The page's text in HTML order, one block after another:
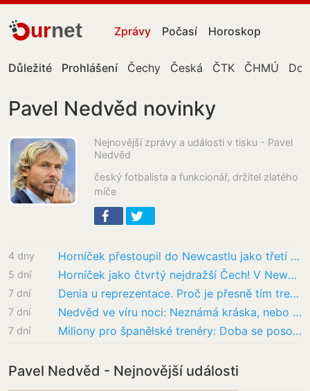
urnet Zprávy Počasí Horoskop
Důležité Prohlášení Čechy Česká ČTK ČHMÚ
Pavel Nedvěd novinky
Nejnovější zprávy a události v tisku - Pavel
Nedvěd
český fotbalista a funkcionář, držitel zlatého
míče
4 dny Horníček přestoupil do Newcastlu jako třetí nejdražší český fotbalista
5 dní Horníček jako čtvrtý nejdražší Čech! V Newcastlu ho čeká bouře, miliony do Pardubic
7 dní Denia u reprezentace. Proč je přesně tím trenérem, kterého český fotbal potřebuje
7 dní Nedvěd ve víru noci: Neznámá kráska, nebo jen manželka kamaráda?
7 dní Miliony pro španělské trenéry: Doba se posouvá dopředu, říká Trunda. Kde FAČR sežene…
Pavel Nedvěd - Nejnovější události